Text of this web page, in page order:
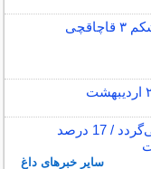
کشف ۳ کیلوگرم هروئین از شکم ۳ قاچاقچی
قیمت نفت به قبل جنگ برنمی‌گردد / 17 درصد
سایر خبرهای داغ